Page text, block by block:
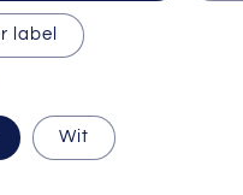
label
Wit